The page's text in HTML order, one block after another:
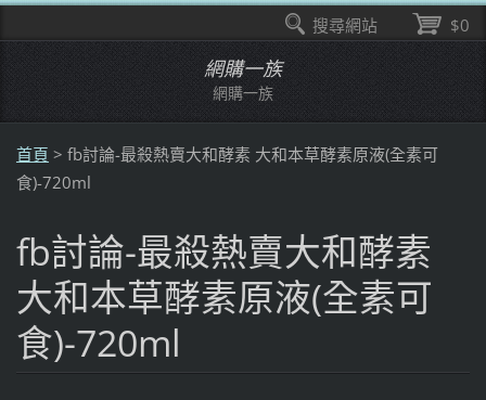
網購一族
網購一族
首頁 > fb討論-最殺熱賣大和酵素 大和本草酵素原液(全素可
食)-720ml
fb討論-最殺熱賣大和酵素
大和本草酵素原液(全素可
食)-720ml
$0
搜尋網站